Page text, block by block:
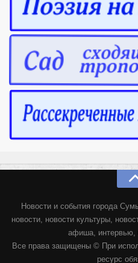
Новости и события города
новости, новости культуры,
афиша, интервью,
Все права защищены © При
ресурс